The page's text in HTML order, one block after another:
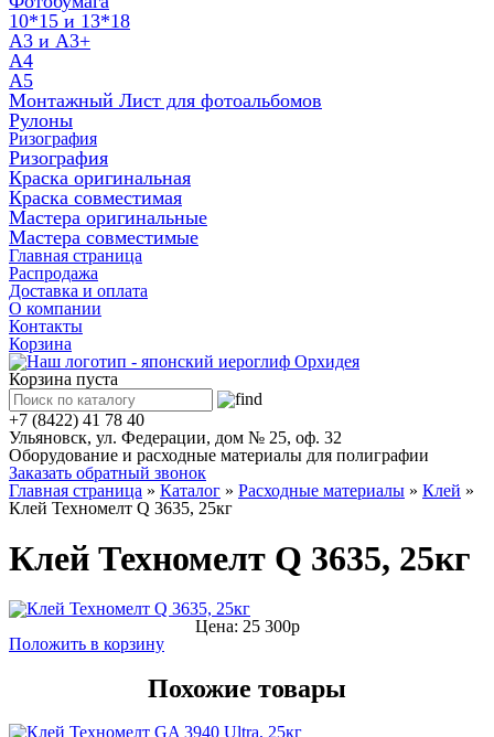
10*15 и 13*18
A3 и А3+
А4
А5
Монтажный Лист для фотоальбомов
Рулоны
Ризография
Ризография
Краска оригинальная
Краска совместимая
Мастера оригинальные
Мастера совместимые
Главная страница
Распродажа
Доставка и оплата
О компании
Контакты
Корзина
Корзина пуста
+7 (8422) 41 78 40
Ульяновск, ул. Федерации, дом № 25, оф. 32
Оборудование и расходные материалы для полиграфии
Заказать обратный звонок
Главная страница » Каталог » Расходные материалы » Клей »
Клей Техномелт Q 3635, 25кг
Клей Техномелт Q 3635, 25кг
Цена: 25 300р
Положить в корзину
Похожие товары